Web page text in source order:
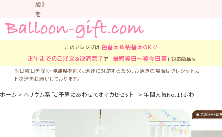
加》
を
お
す
す
し
て
い
す。
中
な
このアレンジは 色替え＆柄替えOK♡
正午までのご注文&決済完了で「最短翌日〜翌々日着」対応商品※
※日曜日を除く・沖縄県を除く。迅速に対応するため、お急ぎの場合はクレジットカー
ド決済をお願いしております。
ホーム ヘリウム系「ご予算にあわせてオマカセセット」 年間人気No.1！ふわふわ浮く